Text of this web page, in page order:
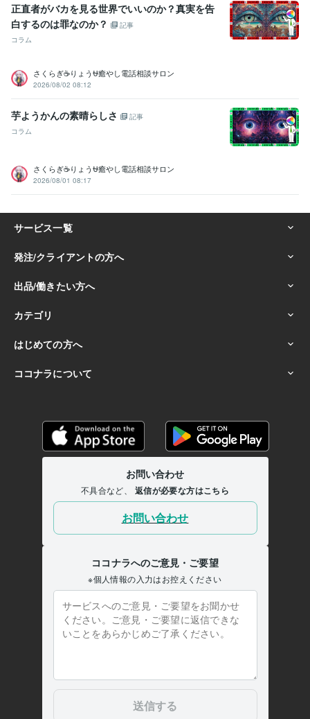
正直者がバカを見る世界でいいのか？真実を告
白するのは罪なのか？
記事
コラム
さくらぎ☕りょう⛎癒やし電話相談サロン
2026/08/02 08:12
芋ようかんの素晴らしさ
記事
コラム
さくらぎ☕りょう⛎癒やし電話相談サロン
2026/08/01 08:17